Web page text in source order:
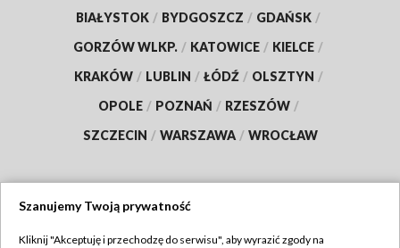
BIAŁYSTOK / BYDGOSZCZ / GDAŃSK /
GORZÓW WLKP. / KATOWICE / KIELCE /
KRAKÓW / LUBLIN / ŁÓDŹ / OLSZTYN /
OPOLE / POZNAŃ / RZESZÓW /
SZCZECIN / WARSZAWA / WROCŁAW
Szanujemy Twoją prywatność
Kliknij "Akceptuję i przechodzę do serwisu", aby wyrazić zgody na